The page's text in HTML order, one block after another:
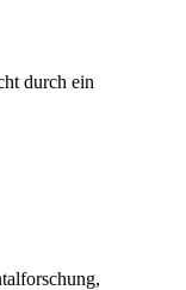
durch ein